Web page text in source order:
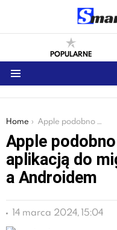
POPULARNE
You are here:
Home Apple podobno pracuje nad aplikacją do migracji pomiędzy iOS, a Androidem
Apple
aplikacją do
a Androidem
14 marca 2024, 15:04